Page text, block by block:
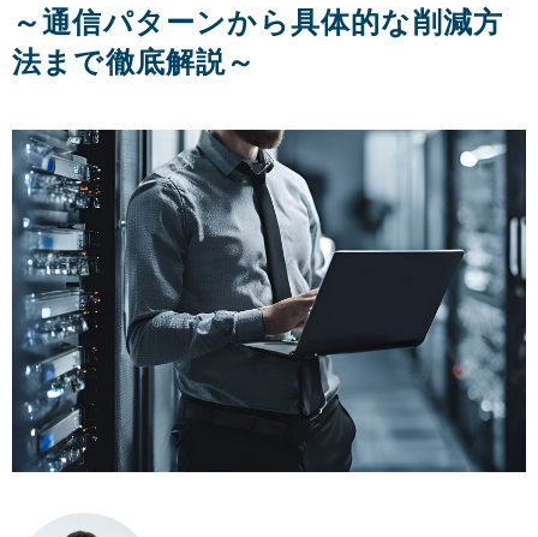
～通信パターンから具体的な削減方
法まで徹底解説～